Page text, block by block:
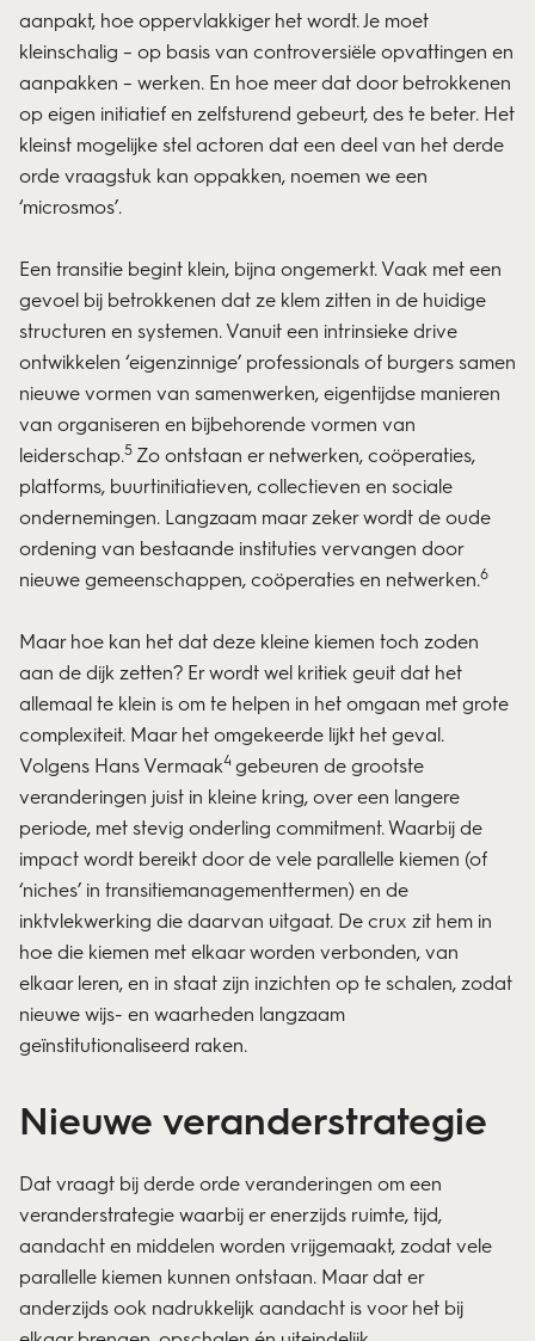
aanpakt, hoe oppervlakkiger het wordt. Je moet
kleinschalig – op basis van controversiële opvattingen en
aanpakken – werken. En hoe meer dat door betrokkenen
op eigen initiatief en zelfsturend gebeurt, des te beter. Het
kleinst mogelijke stel actoren dat een deel van het derde
orde vraagstuk kan oppakken, noemen we een
‘microsmos’.
Een transitie begint klein, bijna ongemerkt. Vaak met een
gevoel bij betrokkenen dat ze klem zitten in de huidige
structuren en systemen. Vanuit een intrinsieke drive
ontwikkelen ‘eigenzinnige’ professionals of burgers samen
nieuwe vormen van samenwerken, eigentijdse manieren
van organiseren en bijbehorende vormen van
leiderschap.5 Zo ontstaan er netwerken, coöperaties,
platforms, buurtinitiatieven, collectieven en sociale
ondernemingen. Langzaam maar zeker wordt de oude
ordening van bestaande instituties vervangen door
nieuwe gemeenschappen, coöperaties en netwerken.6
Maar hoe kan het dat deze kleine kiemen toch zoden
aan de dijk zetten? Er wordt wel kritiek geuit dat het
allemaal te klein is om te helpen in het omgaan met grote
complexiteit. Maar het omgekeerde lijkt het geval.
Volgens Hans Vermaak4 gebeuren de grootste
veranderingen juist in kleine kring, over een langere
periode, met stevig onderling commitment. Waarbij de
impact wordt bereikt door de vele parallelle kiemen (of
‘niches’ in transitiemanagementtermen) en de
inktvlekwerking die daarvan uitgaat. De crux zit hem in
hoe die kiemen met elkaar worden verbonden, van
elkaar leren, en in staat zijn inzichten op te schalen, zodat
nieuwe wijs- en waarheden langzaam
geïnstitutionaliseerd raken.
Nieuwe veranderstrategie
Dat vraagt bij derde orde veranderingen om een
veranderstrategie waarbij er enerzijds ruimte, tijd,
aandacht en middelen worden vrijgemaakt, zodat vele
parallelle kiemen kunnen ontstaan. Maar dat er
anderzijds ook nadrukkelijk aandacht is voor het bij